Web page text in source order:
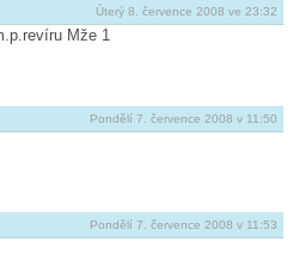
Úterý 8. července 2008 ve 23:32
Mže 1
Pondělí 7. července 2008 v 11:50
Pondělí 7. července 2008 v 11:53